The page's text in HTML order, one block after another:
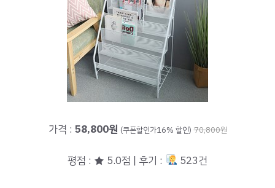
가격 : 58,800원 (쿠폰할인가16% 할인) 70,800원
평점 : ★ 5.0점 | 후기 : 523건